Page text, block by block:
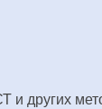
и других